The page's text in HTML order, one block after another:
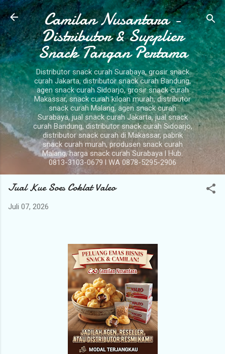
Langsung ke konten utama
Camilan Nusantara -
Distributor & Supplier
Snack Tangan Pertama
Distributor snack curah Surabaya, grosir snack
curah Jakarta, distributor snack curah Bandung,
agen snack curah Sidoarjo, grosir snack curah
Makassar, snack curah kiloan murah, distributor
snack curah Malang, agen snack curah
Surabaya, jual snack curah Jakarta, jual snack
curah Bandung, distributor snack curah Sidoarjo,
distributor snack curah di Makassar, pabrik
snack curah murah, produsen snack curah
Malang, harga snack curah Surabaya l Hub.
0813-3103-0679 l WA 0878-5295-2906
Jual Kue Soes Coklat Valeo
Juli 07, 2026